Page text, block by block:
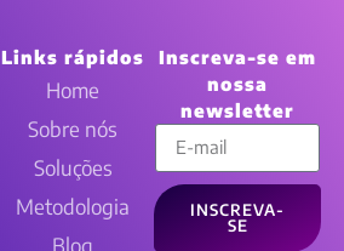
Links rápidos
Home
Sobre nós
Soluções
Metodologia
Blog
Inscreva-se em
nossa
newsletter
INSCREVA-
SE